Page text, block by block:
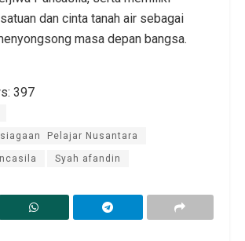
dan cinta tanah air sebagai
masa depan bangsa.
397
Pelajar Nusantara
Syah afandin